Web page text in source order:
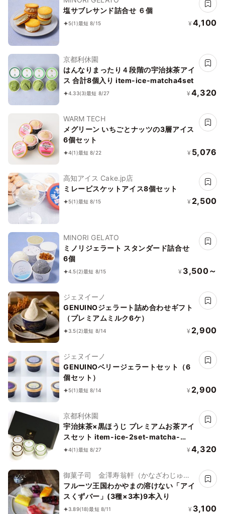
塩サブレサンド詰合せ ６個
5(1)最短 8/15 ¥ 4,100
京都利休園
はんなりまったり４段階の宇治抹茶アイ
ス 合計8個入り item-ice-matcha4set
4.33(3)最短 8/27 ¥ 4,320
WARM TECH
メグリーン いちごとナッツの3層アイス
6個セット
4(1)最短 8/22 ¥ 5,076
高知アイス Cake.jp店
ミレービスケットアイス8個セット
5(1)最短 8/15 ¥ 2,500
MINORI GELATO
ミノリジェラート スタンダード詰合せ
6個
4.5(2)最短 8/15 ¥ 3,500～
ジェヌイーノ
GENUINOジェラート詰め合わせギフト
（プレミアムミルク6ケ）
3.5(2)最短 8/14 ¥ 2,900
ジェヌイーノ
GENUINOベリージェラートセット（6
個セット）
5(1)最短 8/14 ¥ 2,900
京都利休園
宇治抹茶×黒ほうじ プレミアムお茶アイ
スセット item-ice-2set-matcha-
houjicha
4(1)最短 8/27 ¥ 4,320
御菓子司 金澤寿翁軒（かなざわじゅお
うけん）
フルーツ王国わかやまの溶けない「アイ
スくずバー」(3種×3本)9本入り
3.89(18)最短 8/11 ¥ 3,100